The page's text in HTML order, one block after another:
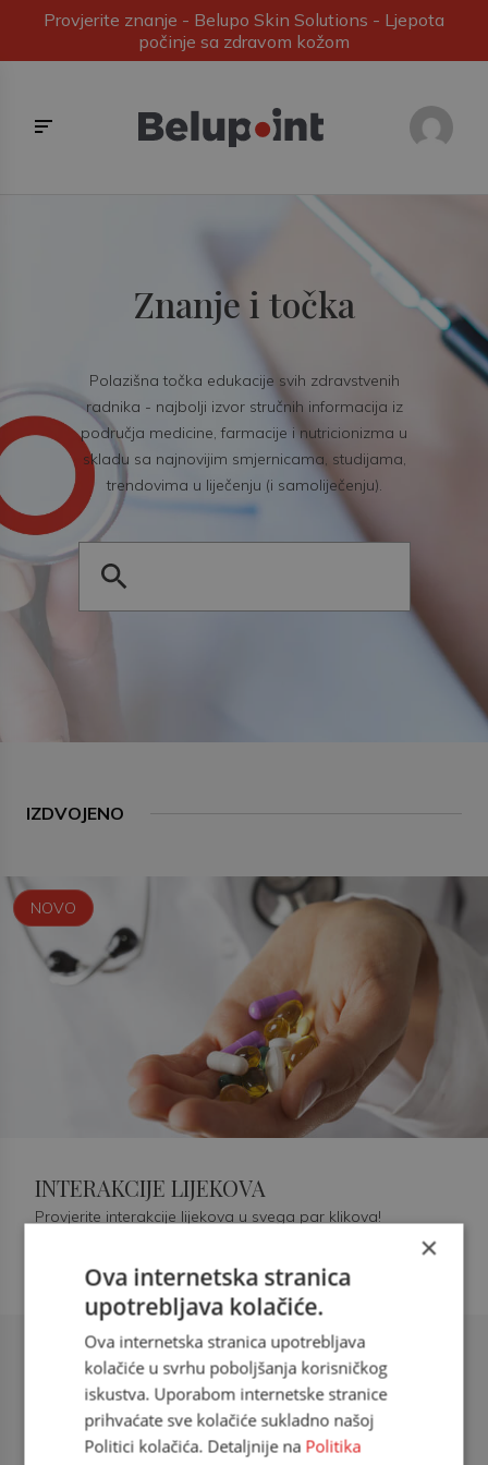
Provjerite znanje - Belupo Skin Solutions - Ljepota
počinje sa zdravom kožom
Znanje i točka
Polazišna točka edukacije svih zdravstvenih
radnika - najbolji izvor stručnih informacija iz
područja medicine, farmacije i nutricionizma u
skladu sa najnovijim smjernicama, studijama,
trendovima u liječenju (i samoliječenju).
IZDVOJENO
Šećerna bolest tip 2 = kardiovaskularna
doc. dr. sc. Višnja Kokić Maleš,
dr.med., specijalististica
NOVO
INTERAKCIJE LIJEKOVA
Provjerite interakcije lijekova u svega par klikova!
×
Ova internetska stranica
upotrebljava kolačiće.
Ova internetska stranica upotrebljava
kolačiće u svrhu poboljšanja korisničkog
iskustva. Uporabom internetske stranice
prihvaćate sve kolačiće sukladno našoj
Politici kolačića. Detaljnije na Politika